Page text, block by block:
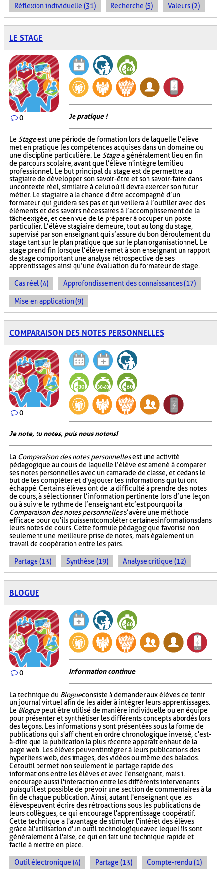
Réflexion individuelle (31) Recherche (5) Valeurs (2)
LE STAGE
0 Je pratique !
Le Stageest une période de formation lors de laquelle l’élève
met en pratique les compétences acquises dans un domaine ou
une discipline particulière. Le Stagea généralement lieu en fin
de parcours scolaire, avant que l’élève n'intègre le milieu
professionnel. Le but principal du stage est de permettre au
stagiaire de développer son savoir-être et son savoir-faire dans
un contexte réel, similaire à celui où il devra exercer son futur
métier. Le stagiaire a la chance d’être accompagné d’un
formateur qui guidera ses pas et qui veillera à l’outiller avec des
éléments et des savoirs nécessaires à l’accomplissement de la
tâche exigée, et ce en vue de le préparer à occuper un poste
particulier. L’élève stagiaire demeure, tout au long du stage,
supervisé par son enseignant qui s’assure du bon déroulement du
stage tant sur le plan pratique que sur le plan organisationnel. Le
stage prend fin lorsque l’élève remet à son enseignant un rapport
de stage comportant une analyse rétrospective de ses
apprentissages ainsi qu’une évaluation du formateur de stage.
Cas réel (4) Approfondissement des connaissances (17)
Mise en application (9)
COMPARAISON DES NOTES PERSONNELLES
0
Je note, tu notes, puis nous notons!
La Comparaison des notes personnellesest une activité
pédagogique au cours de laquelle l’élève est amené à comparer
ses notes personnelles avec un camarade de classe, et ce dans le
but de les compléter et d'y ajouter les informations qui lui ont
échappé. Certains élèves ont de la difficulté à prendre des notes
de cours, à sélectionner l’information pertinente lors d’une leçon
ou à suivre le rythme de l’enseignant et c’est pourquoi la
Comparaison des notes personnelless’avère une méthode
efficace pour qu'ils puissent compléter certaines informations dans
leurs notes de cours. Cette formule pédagogique favorise non
seulement une meilleure prise de notes, mais également un
travail de coopération entre les pairs.
Partage (13) Synthèse (19) Analyse critique (12)
BLOGUE
0 Information continue
La technique du Blogueconsiste à demander aux élèves de tenir
un journal virtuel afin de les aider à intégrer leurs apprentissages.
Le Bloguepeut être utilisé de manière individuelle ou en équipe
pour présenter et synthétiser les différents concepts abordés lors
des leçons. Les informations y sont présentées sous la forme de
publications qui s'affichent en ordre chronologique inversé, c'est-
à-dire que la publication la plus récente apparaît en haut de la
page web. Les élèves peuvent intégrer à leurs publications des
hyperliens web, des images, des vidéos ou même des balados.
Cet outil permet non seulement le partage rapide des
informations entre les élèves et avec l'enseignant, mais il
encourage aussi l'interaction entre les différents intervenants
puisqu'il est possible de prévoir une section de commentaires à la
fin de chaque publication. Ainsi, autant l'enseignant que les
élèves peuvent écrire des rétroactions sous les publications de
leurs collègues, ce qui encourage l'apprentissage coopératif.
Cette technique a l'avantage de stimuler l'intérêt des élèves
grâce à l'utilisation d'un outil technologique avec lequel ils sont
généralement à l'aise, ce qui en fait une technique rapide et
facile à mettre en place.
Outil électronique (4) Partage (13) Compte-rendu (1)